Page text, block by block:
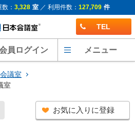
： 3,328 室／ 利用件数： 127,709 件
TEL
員ログイン メニュー
議室
室
お気に入りに登録